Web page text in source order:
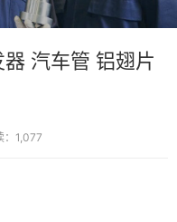
汽车管 铝翅片
：1,077